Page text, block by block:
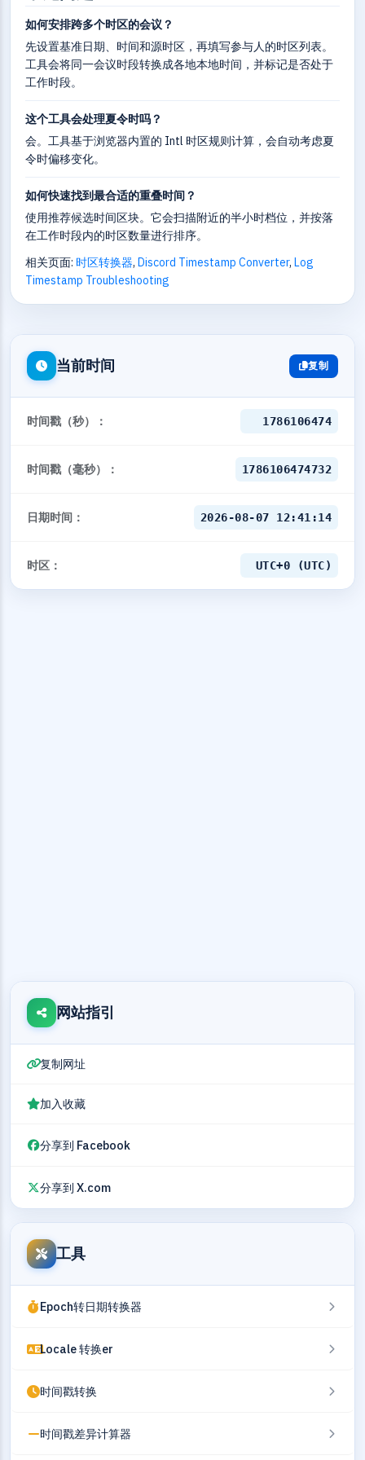
如何安排跨多个时区的会议？
先设置基准日期、时间和源时区，再填写参与人的时区列表。
工具会将同一会议时段转换成各地本地时间，并标记是否处于
工作时段。
这个工具会处理夏令时吗？
会。工具基于浏览器内置的 Intl 时区规则计算，会自动考虑夏
令时偏移变化。
如何快速找到最合适的重叠时间？
使用推荐候选时间区块。它会扫描附近的半小时档位，并按落
在工作时段内的时区数量进行排序。
相关页面: 时区转换器, Discord Timestamp Converter, Log
Timestamp Troubleshooting
当前时间 复制
时间戳（秒）： 1786106474
时间戳（毫秒）： 1786106474732
日期时间： 2026-08-07 12:41:14
时区： UTC+0 (UTC)
网站指引
复制网址
加入收藏
分享到 Facebook
分享到 X.com
工具
Epoch转日期转换器
Locale 转换er
时间戳转换
时间戳差异计算器